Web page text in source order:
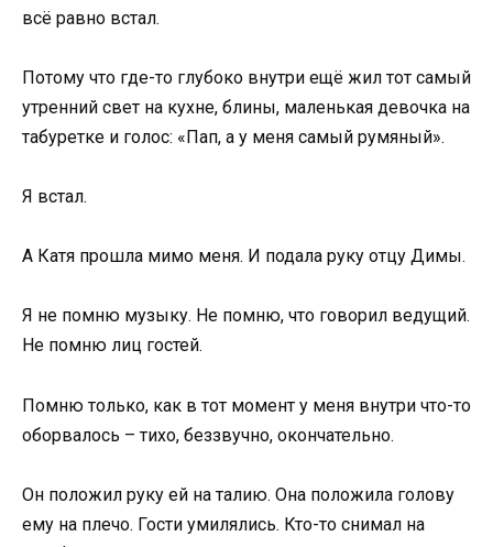
всё равно встал.
Потому что где-то глубоко внутри ещё жил тот самый
утренний свет на кухне, блины, маленькая девочка на
табуретке и голос: «Пап, а у меня самый румяный».
Я встал.
А Катя прошла мимо меня. И подала руку отцу Димы.
Я не помню музыку. Не помню, что говорил ведущий.
Не помню лиц гостей.
Помню только, как в тот момент у меня внутри что-то
оборвалось – тихо, беззвучно, окончательно.
Он положил руку ей на талию. Она положила голову
ему на плечо. Гости умилялись. Кто-то снимал на